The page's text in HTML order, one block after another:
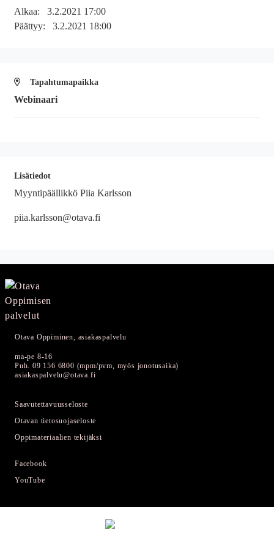
Alkaa: 3.2.2021 17:00
Päättyy: 3.2.2021 18:00
Tapahtumapaikka
Webinaari
Lisätiedot
Myyntipäällikkö Piia Karlsson
piia.karlsson@otava.fi
Otava Oppiminen, asiakaspalvelu
ma-pe 8-16
Puh. 09 156 6800 (mpm/pvm, myös jonotusaika)
asiakaspalvelu@otava.fi
Saavutettavuusseloste
Otavan tietosuojaseloste
Oppimateriaalien tekijäksi
Facebook
YouTube